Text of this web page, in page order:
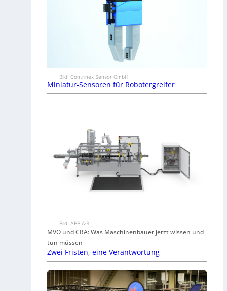
Bild: Contrinex Sensor GmbH
Miniatur-Sensoren für Robotergreifer
Bild: ABB AG
MVO und CRA: Was Maschinenbauer jetzt wissen und
tun müssen
Zwei Fristen, eine Verantwortung